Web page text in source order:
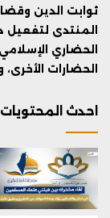
ثوابت الدين
المنتدى لتفعيل
الحضاري
الحضارات
احدث المحتويات